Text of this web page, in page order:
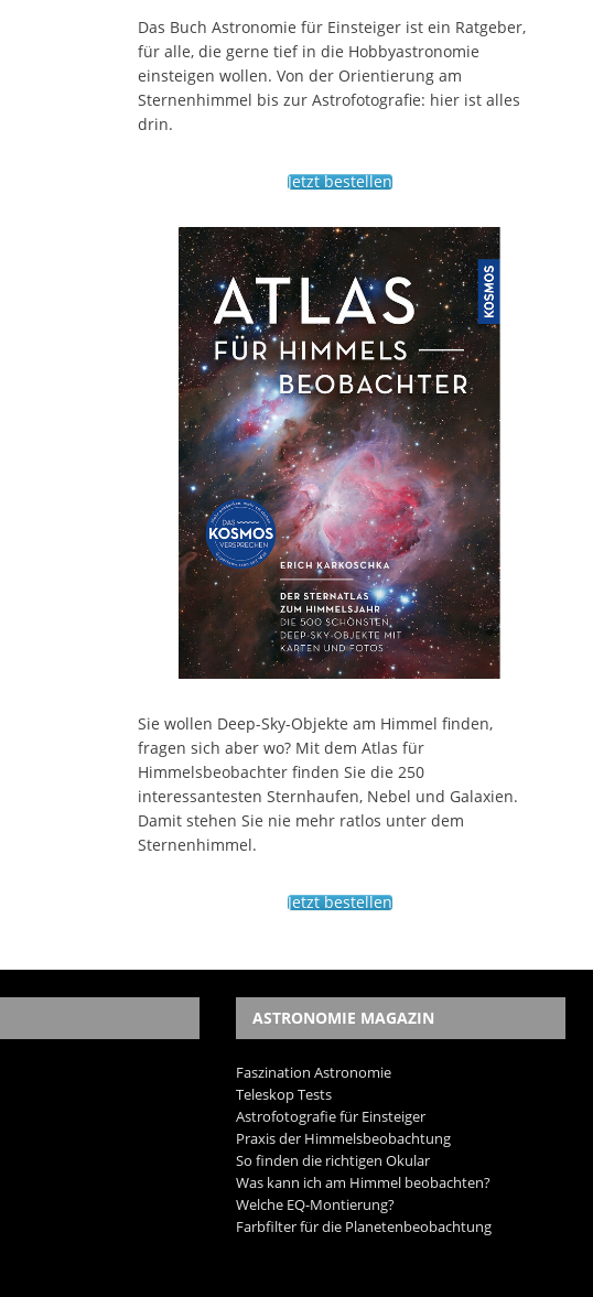
Das Buch Astronomie für Einsteiger ist ein Ratgeber,
für alle, die gerne tief in die Hobbyastronomie
einsteigen wollen. Von der Orientierung am
Sternenhimmel bis zur Astrofotografie: hier ist alles
drin.
Jetzt bestellen
Sie wollen Deep-Sky-Objekte am Himmel finden,
fragen sich aber wo? Mit dem Atlas für
Himmelsbeobachter finden Sie die 250
interessantesten Sternhaufen, Nebel und Galaxien.
Damit stehen Sie nie mehr ratlos unter dem
Sternenhimmel.
Jetzt bestellen
ASTRONOMIE MAGAZIN
Faszination Astronomie
Teleskop Tests
Astrofotografie für Einsteiger
Praxis der Himmelsbeobachtung
So finden die richtigen Okular
Was kann ich am Himmel beobachten?
Welche EQ-Montierung?
Farbfilter für die Planetenbeobachtung